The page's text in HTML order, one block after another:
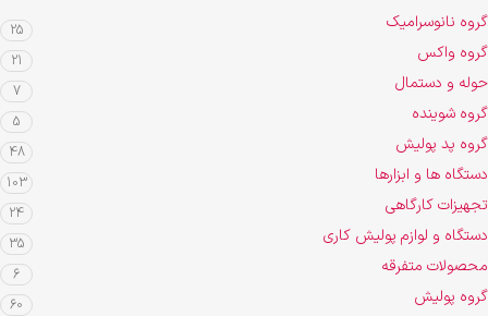
گروه نانوسرامیک 25
گروه واکس 21
حوله و دستمال 7
گروه شوینده 5
گروه پد پولیش 48
دستگاه ها و ابزارها 103
تجهیزات کارگاهی 24
دستگاه و لوازم پولیش کاری 35
محصولات متفرقه 6
گروه پولیش 60